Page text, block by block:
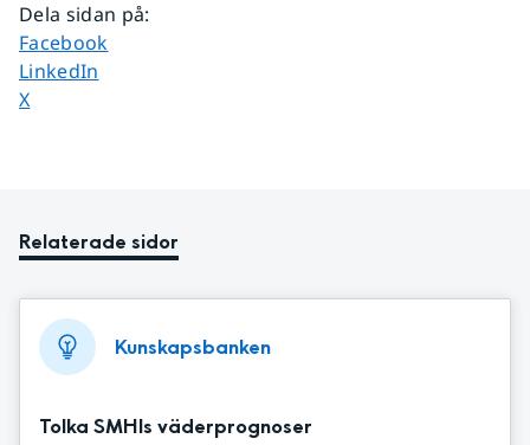
Dela sidan på:
Dela sidan på
Facebook
Dela sidan på
LinkedIn
Dela sidan på
X
Relaterade sidor
Kunskapsbanken
Tolka SMHIs väderprognoser